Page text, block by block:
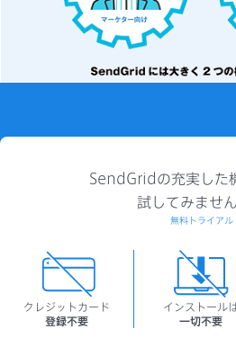
クレジットカード
登録不要
インストール
一切不要
SendGridの充実した
試してみませ
無料トライアル